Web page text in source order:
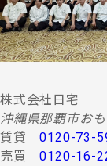
株式会社日宅
沖縄県那覇市お
賃貸0120-73-
売買0120-16-